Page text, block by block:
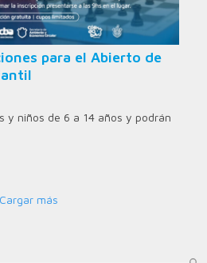
para el Abierto de
y niños de 6 a 14 años y podrán
Cargar más